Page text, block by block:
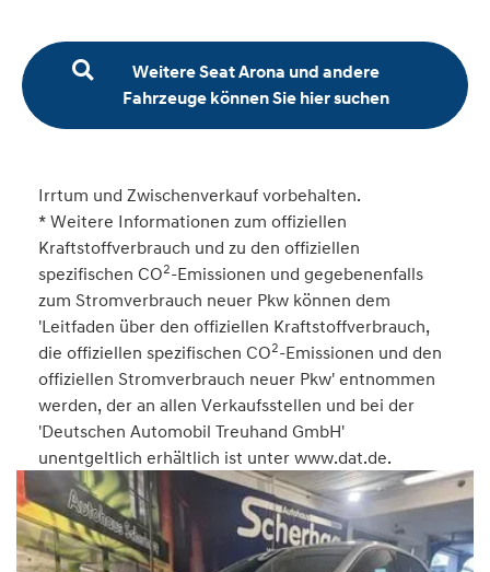
Weitere Seat Arona und andere
Fahrzeuge können Sie hier suchen
Irrtum und Zwischenverkauf vorbehalten.
* Weitere Informationen zum offiziellen
Kraftstoffverbrauch und zu den offiziellen
spezifischen CO2-Emissionen und gegebenenfalls
zum Stromverbrauch neuer Pkw können dem
'Leitfaden über den offiziellen Kraftstoffverbrauch,
die offiziellen spezifischen CO2-Emissionen und den
offiziellen Stromverbrauch neuer Pkw' entnommen
werden, der an allen Verkaufsstellen und bei der
'Deutschen Automobil Treuhand GmbH'
unentgeltlich erhältlich ist unter www.dat.de.